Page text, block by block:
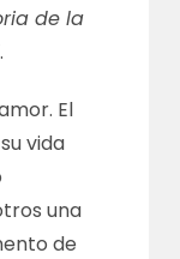
de la
.
El
vida
una
de